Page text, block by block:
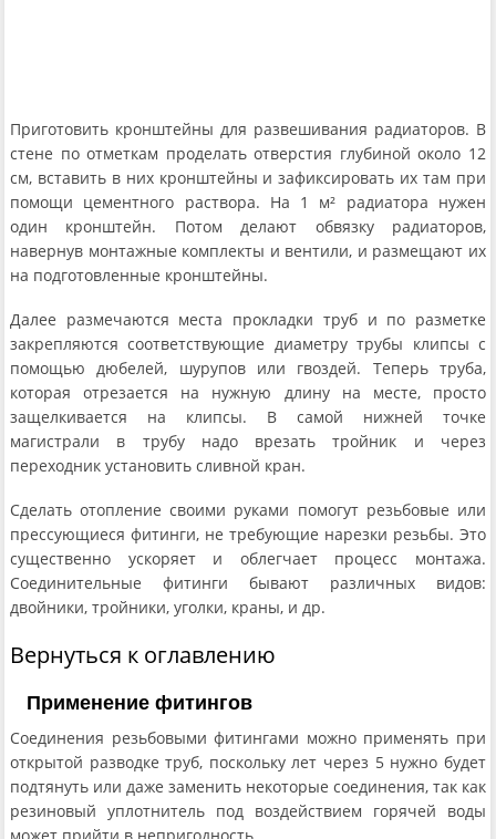
Приготовить кронштейны для развешивания радиаторов. В
стене по отметкам проделать отверстия глубиной около 12
см, вставить в них кронштейны и зафиксировать их там при
помощи цементного раствора. На 1 м² радиатора нужен
один кронштейн. Потом делают обвязку радиаторов,
навернув монтажные комплекты и вентили, и размещают их
на подготовленные кронштейны.
Далее размечаются места прокладки труб и по разметке
закрепляются соответствующие диаметру трубы клипсы с
помощью дюбелей, шурупов или гвоздей. Теперь труба,
которая отрезается на нужную длину на месте, просто
защелкивается на клипсы. В самой нижней точке
магистрали в трубу надо врезать тройник и через
переходник установить сливной кран.
Сделать отопление своими руками помогут резьбовые или
прессующиеся фитинги, не требующие нарезки резьбы. Это
существенно ускоряет и облегчает процесс монтажа.
Соединительные фитинги бывают различных видов:
двойники, тройники, уголки, краны, и др.
Вернуться к оглавлению
Применение фитингов
Соединения резьбовыми фитингами можно применять при
открытой разводке труб, поскольку лет через 5 нужно будет
подтянуть или даже заменить некоторые соединения, так как
резиновый уплотнитель под воздействием горячей воды